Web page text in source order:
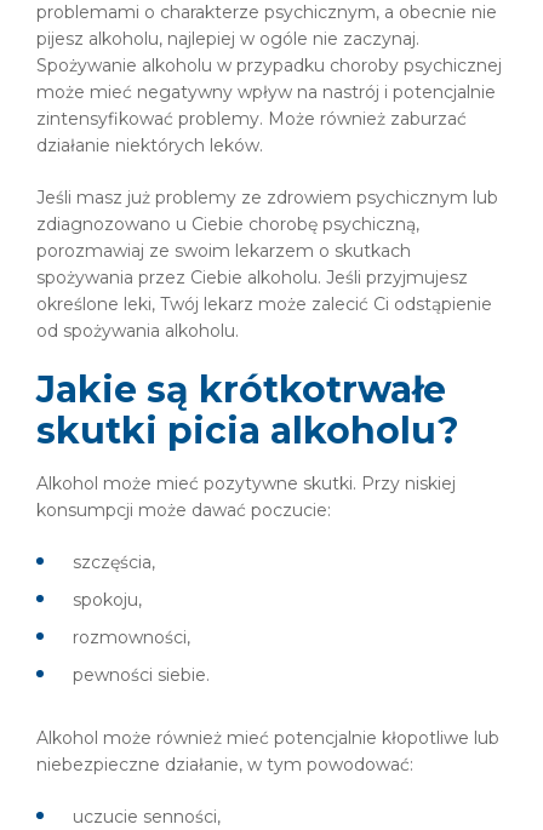
problemami o charakterze psychicznym, a obecnie nie
pijesz alkoholu, najlepiej w ogóle nie zaczynaj.
Spożywanie alkoholu w przypadku choroby psychicznej
może mieć negatywny wpływ na nastrój i potencjalnie
zintensyfikować problemy. Może również zaburzać
działanie niektórych leków.
Jeśli masz już problemy ze zdrowiem psychicznym lub
zdiagnozowano u Ciebie chorobę psychiczną,
porozmawiaj ze swoim lekarzem o skutkach
spożywania przez Ciebie alkoholu. Jeśli przyjmujesz
określone leki, Twój lekarz może zalecić Ci odstąpienie
od spożywania alkoholu.
Jakie są krótkotrwałe
skutki picia alkoholu?
Alkohol może mieć pozytywne skutki. Przy niskiej
konsumpcji może dawać poczucie:
szczęścia,
spokoju,
rozmowności,
pewności siebie.
Alkohol może również mieć potencjalnie kłopotliwe lub
niebezpieczne działanie, w tym powodować:
uczucie senności,